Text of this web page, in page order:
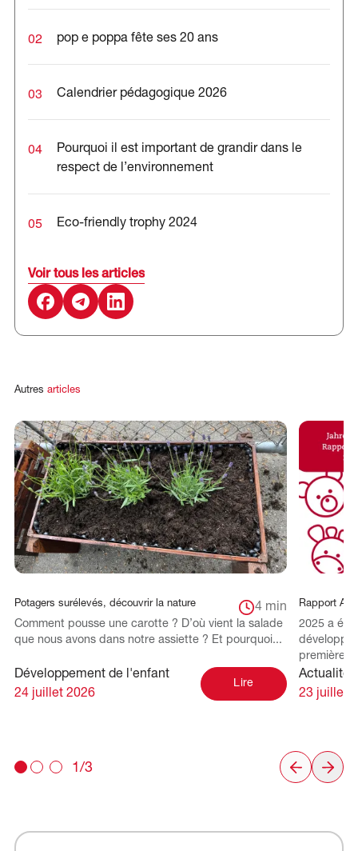
02 pop e poppa fête ses 20 ans
03 Calendrier pédagogique 2026
04
Pourquoi il est important de grandir dans le
respect de l’environnement
05 Eco-friendly trophy 2024
Voir tous les articles
Autres articles
Potagers surélevés, découvrir la nature 4 min
Comment pousse une carotte ? D’où vient la salade
que nous avons dans notre assiette ? Et pourquoi...
Développement de l'enfant
24 juillet 2026
Lire
Rapport
2025 a été
première
23 juillet
1/3